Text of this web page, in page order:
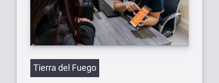
Etiquetas
Tierra del Fuego